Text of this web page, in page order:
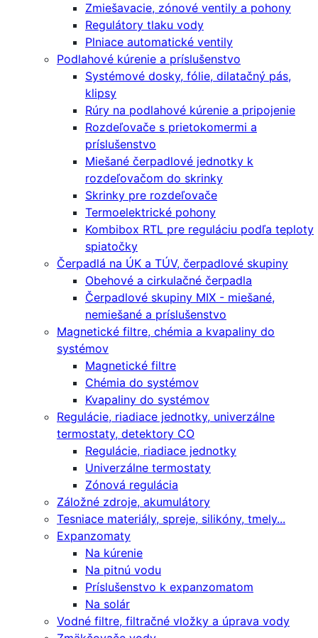
Zmiešavacie, zónové ventily a pohony
Regulátory tlaku vody
Plniace automatické ventily
Podlahové kúrenie a príslušenstvo
Systémové dosky, fólie, dilatačný pás,
klipsy
Rúry na podlahové kúrenie a pripojenie
Rozdeľovače s prietokomermi a
príslušenstvo
Miešané čerpadlové jednotky k
rozdeľovačom do skrinky
Skrinky pre rozdeľovače
Termoelektrické pohony
Kombibox RTL pre reguláciu podľa teploty
spiatočky
Čerpadlá na ÚK a TÚV, čerpadlové skupiny
Obehové a cirkulačné čerpadla
Čerpadlové skupiny MIX - miešané,
nemiešané a príslušenstvo
Magnetické filtre, chémia a kvapaliny do
systémov
Magnetické filtre
Chémia do systémov
Kvapaliny do systémov
Regulácie, riadiace jednotky, univerzálne
termostaty, detektory CO
Regulácie, riadiace jednotky
Univerzálne termostaty
Zónová regulácia
Záložné zdroje, akumulátory
Tesniace materiály, spreje, silikóny, tmely...
Expanzomaty
Na kúrenie
Na pitnú vodu
Príslušenstvo k expanzomatom
Na solár
Vodné filtre, filtračné vložky a úprava vody